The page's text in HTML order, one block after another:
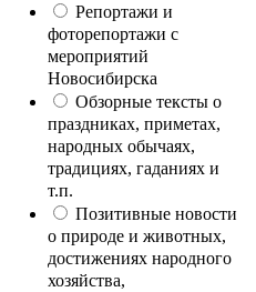
Репортажи и
фоторепортажи с
мероприятий
Новосибирска
Обзорные тексты о
праздниках, приметах,
народных обычаях,
традициях, гаданиях и
т.п.
Позитивные новости
о природе и животных,
достижениях народного
хозяйства,